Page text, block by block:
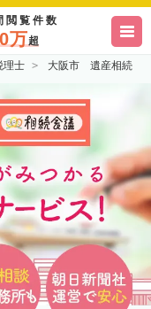
閲覧件数
万超
士 大阪市 遺産相続